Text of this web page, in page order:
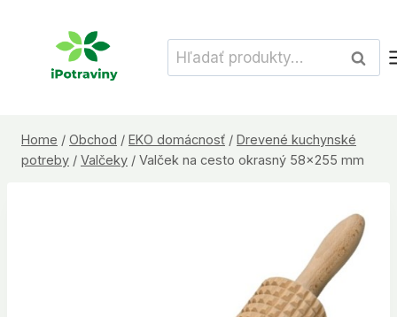
Hľadať:
Home / Obchod / EKO domácnosť / Drevené kuchynské
potreby / Valčeky / Valček na cesto okrasný 58×255 mm